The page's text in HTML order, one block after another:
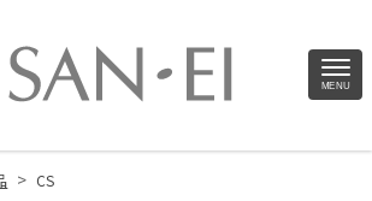
MENU
> CS